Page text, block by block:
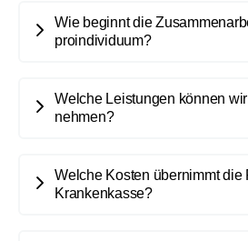
Wie beginnt die
proindividuum?
Welche Leistungen können
nehmen?
Welche Kosten übernimmt die
Krankenkasse?